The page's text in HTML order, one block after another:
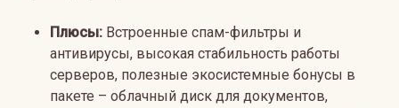
Плюсы: Встроенные спам-фильтры и
антивирусы, высокая стабильность работы
серверов, полезные экосистемные бонусы в
пакете – облачный диск для документов,